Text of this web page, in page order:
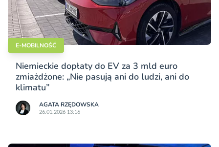
E-MOBILNOŚĆ
Niemieckie dopłaty do EV za 3 mld euro
zmiażdżone: „Nie pasują ani do ludzi, ani do
klimatu”
AGATA RZĘDOWSKA
26.01.2026 13:16